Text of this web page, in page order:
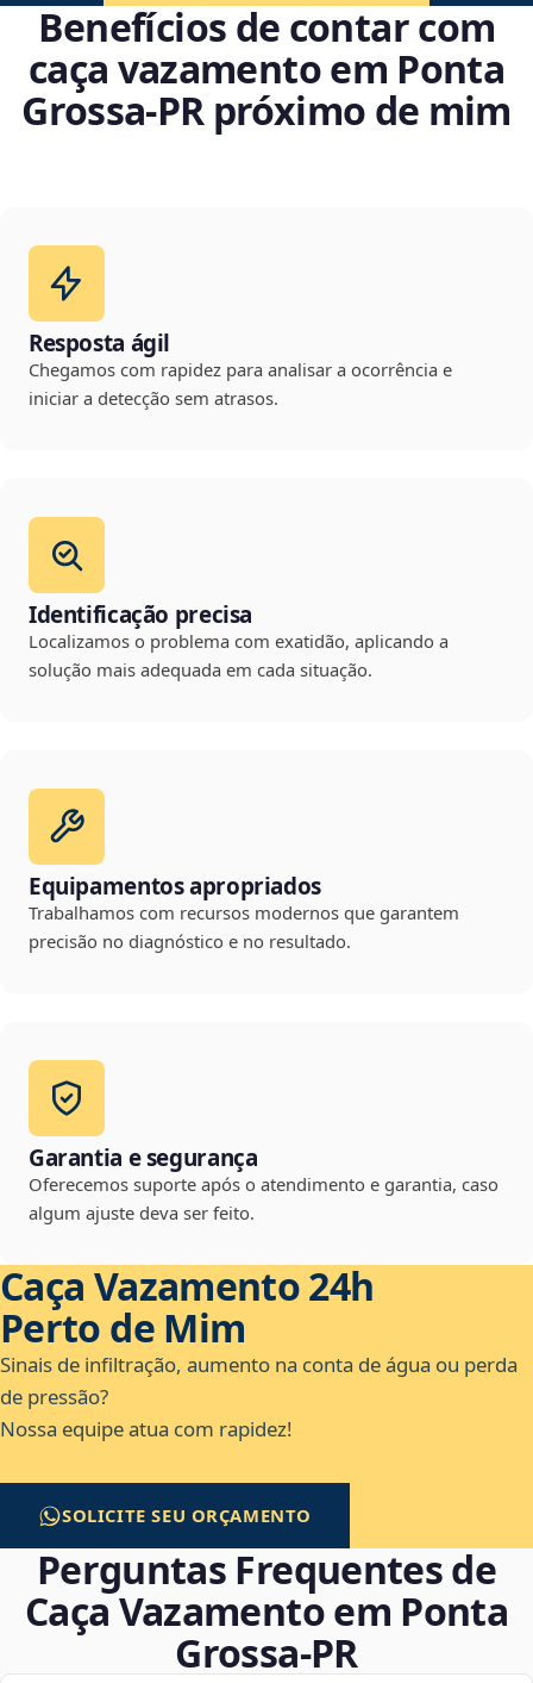
Benefícios de contar com
caça vazamento em Ponta
Grossa‑PR próximo de mim
Resposta ágil
Chegamos com rapidez para analisar a ocorrência e
iniciar a detecção sem atrasos.
Identificação precisa
Localizamos o problema com exatidão, aplicando a
solução mais adequada em cada situação.
Equipamentos apropriados
Trabalhamos com recursos modernos que garantem
precisão no diagnóstico e no resultado.
Garantia e segurança
Oferecemos suporte após o atendimento e garantia, caso
algum ajuste deva ser feito.
Caça Vazamento 24h
Perto de Mim
Sinais de infiltração, aumento na conta de água ou perda
de pressão?
Nossa equipe atua com rapidez!
SOLICITE SEU ORÇAMENTO
Perguntas Frequentes de
Caça Vazamento em Ponta
Grossa‑PR